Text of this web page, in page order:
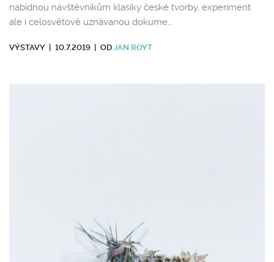
nabídnou návštěvníkům klasiky české tvorby, experiment
ale i celosvětově uznávanou dokume…
VÝSTAVY 10.7.2019 OD JAN ROYT